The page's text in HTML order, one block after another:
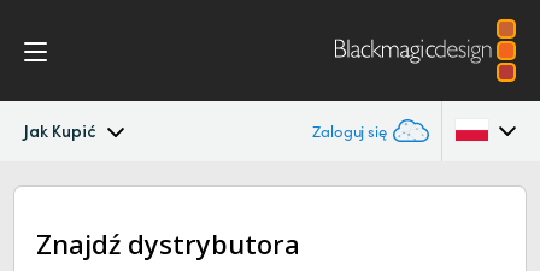
Jak Kupić Zaloguj się
Micro Studio Camera
SpecyfikacjeAustralia
Znajdź dystrybutora